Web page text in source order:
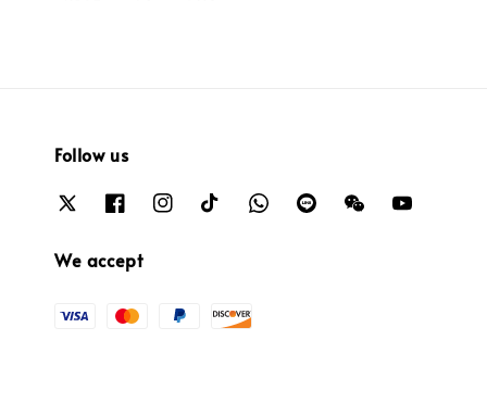
Follow us
We accept